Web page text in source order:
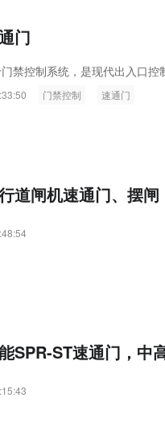
门
禁控制系统，是现代出入口控
门禁控制 速通门
道闸机速通门、摆闸
SPR-ST速通门，中